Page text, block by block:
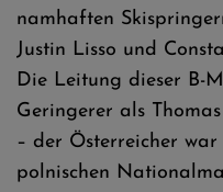
namhaften
Justin Lisso und
Die Leitung dieser B-
Geringerer als
– der Österreicher
polnischen